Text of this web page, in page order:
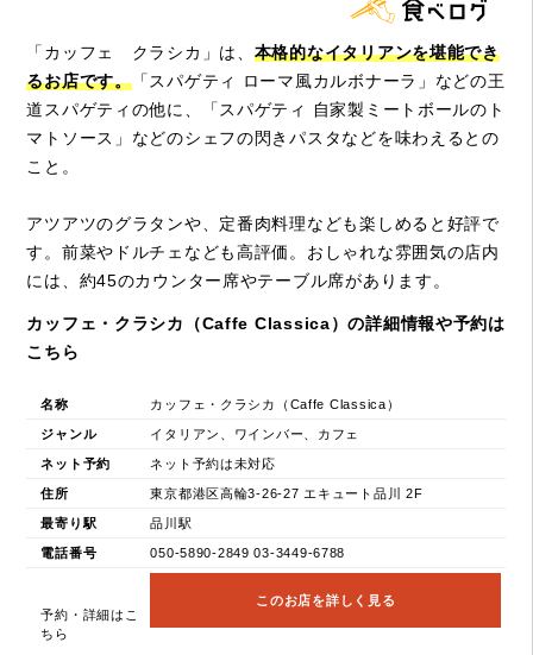
「カッフェ クラシカ」は、 本格的なイタリアンを堪能でき
るお店です。「スパゲティ ローマ風カルボナーラ」などの王
道スパゲティの他に、「スパゲティ 自家製ミートボールのト
マトソース」などのシェフの閃きパスタなどを味わえるとの
こと。
アツアツのグラタンや、定番肉料理なども楽しめると好評で
す。前菜やドルチェなども高評価。おしゃれな雰囲気の店内
には、約45のカウンター席やテーブル席があります。
カッフェ・クラシカ（Caffe Classica）の詳細情報や予約は
こちら
名称 カッフェ・クラシカ（Caffe Classica）
ジャンル イタリアン、ワインバー、カフェ
ネット予約 ネット予約は未対応
住所 東京都港区高輪3-26-27 エキュート品川 2F
最寄り駅 品川駅
電話番号 050-5890-2849 03-3449-6788
予約・詳細はこ
ちら
このお店を詳しく見る